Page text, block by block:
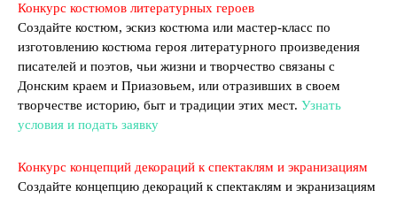
Конкурс костюмов литературных героев
Создайте костюм, эскиз костюма или мастер-класс по
изготовлению костюма героя литературного произведения
писателей и поэтов, чьи жизни и творчество связаны с
Донским краем и Приазовьем, или отразивших в своем
творчестве историю, быт и традиции этих мест. Узнать
условия и подать заявку
Конкурс концепций декораций к спектаклям и экранизациям
Создайте концепцию декораций к спектаклям и экранизациям